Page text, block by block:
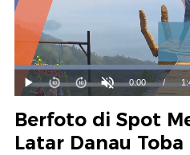
Mainkan
Suara
Hidup
Waktu
ini
0:00 /
Dimuat:
55.74%
Berfoto di Spot
Latar Danau